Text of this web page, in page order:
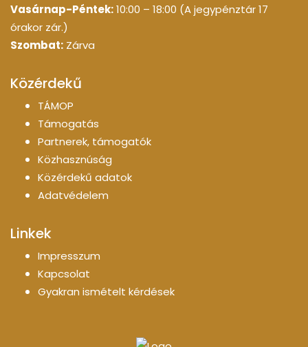
Vasárnap-Péntek:10:00 – 18:00 (A jegypénztár 17
órakor zár.)
Szombat: Zárva
Közérdekű
TÁMOP
Támogatás
Partnerek, támogatók
Közhasznúság
Közérdekű adatok
Adatvédelem
Linkek
Impresszum
Kapcsolat
Gyakran ismételt kérdések